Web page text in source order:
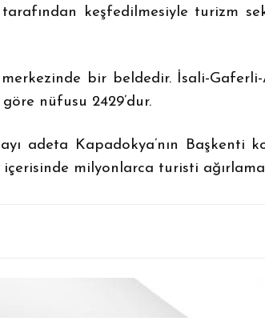
keşfedilmesiyle turizm
bir beldedir. İsali-
nüfusu 2429’dur.
adeta Kapadokya’nın Başkenti
milyonlarca turisti